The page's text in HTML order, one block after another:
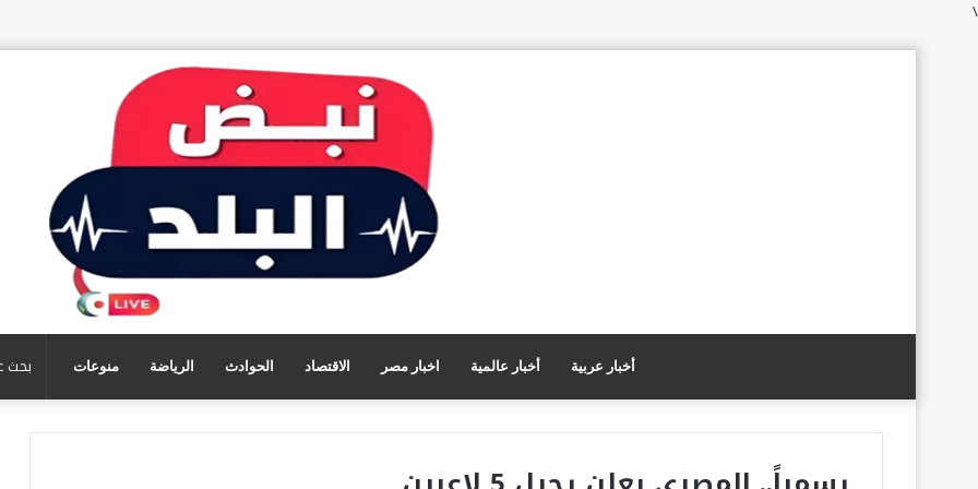
\
أخبار عربية أخبار عالمية اخبار مصر الاقتصاد الحوادث الرياضة منوعات